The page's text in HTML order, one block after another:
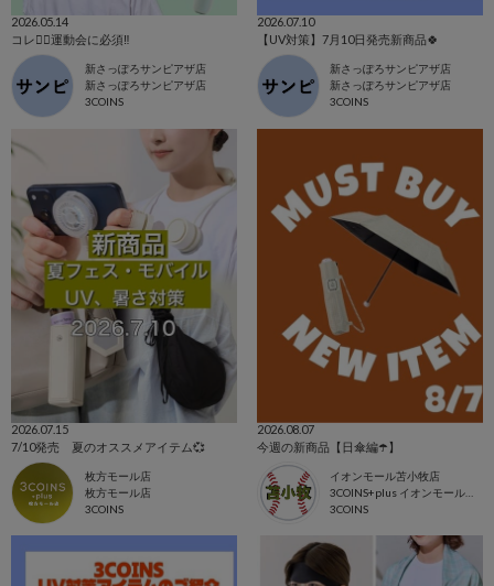
2026.05.14
コレ☝🏻運動会に必須‼️
新さっぽろサンピアザ店
新さっぽろサンピアザ店
3COINS
2026.07.10
【UV対策】7月10日発売新商品🍀
新さっぽろサンピアザ店
新さっぽろサンピアザ店
3COINS
2026.07.15
7/10発売 夏のオススメアイテム💞
枚方モール店
枚方モール店
3COINS
2026.08.07
今週の新商品【日傘編☂️】
イオンモール苫小牧店
3COINS